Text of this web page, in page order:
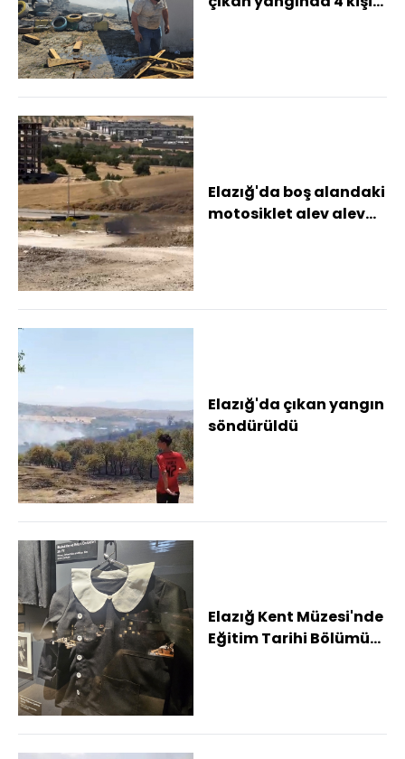
Elazığ'da boş alandaki
motosiklet alev alev
Elazığ'da çıkan yangın
söndürüldü
Elazığ Kent Müzesi'nde
Eğitim Tarihi Bölümü